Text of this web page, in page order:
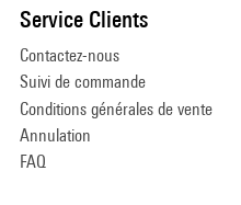
Service Clients
Contactez-nous
Suivi de commande
Conditions générales de vente
Annulation
FAQ